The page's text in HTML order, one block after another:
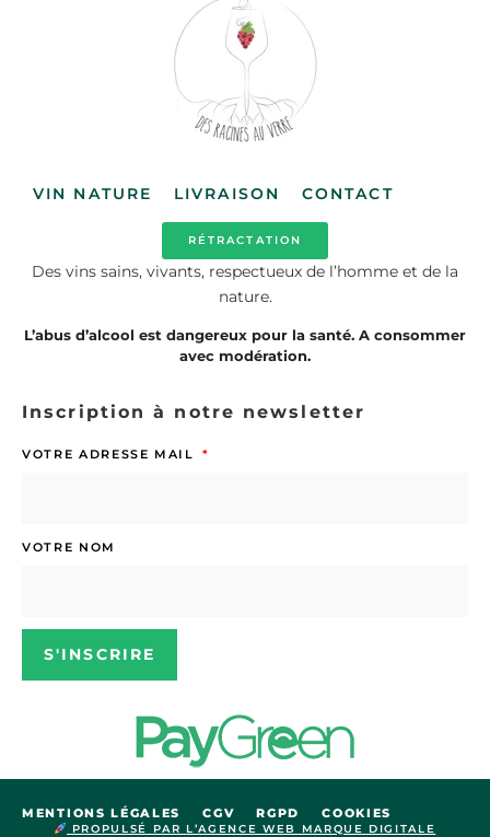
VIN NATURE LIVRAISON CONTACT
RÉTRACTATION
Des vins sains, vivants, respectueux de l’homme et de la
nature.
L’abus d’alcool est dangereux pour la santé. A consommer
avec modération.
Inscription à notre newsletter
VOTRE ADRESSE MAIL
VOTRE NOM
S'INSCRIRE
PROPULSÉ PAR L’AGENCE WEB MARQUE DIGITALE
MENTIONS LÉGALES CGV RGPD COOKIES